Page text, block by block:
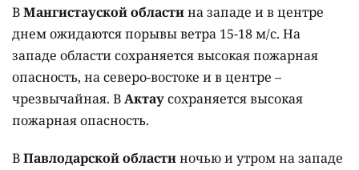
ВМангистауской областина западе и в центре
днем ожидаются порывы ветра 15-18 м/с. На
западе области сохраняется высокая пожарная
опасность, на северо-востоке и в центре –
чрезвычайная. ВАктаусохраняется высокая
пожарная опасность.
ВПавлодарской областиночью и утром на западе